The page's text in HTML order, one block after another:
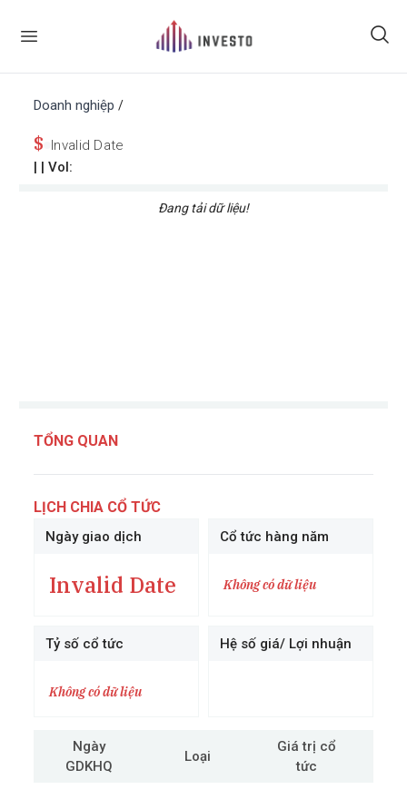
Doanh nghiệp /
$ Invalid Date
| | Vol:
Đang tải dữ liệu!
TỔNG QUAN
LỊCH CHIA CỔ TỨC
Ngày giao dịch
Invalid Date
Cổ tức hàng năm
Không có dữ liệu
Tỷ số cổ tức
Không có dữ liệu
Hệ số giá/ Lợi nhuận
Ngày
GDKHQ
Loại
Giá trị cổ
tức